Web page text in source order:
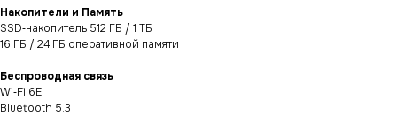
Накопители и Память
SSD‑накопитель 512 ГБ / 1 ТБ
16 ГБ / 24 ГБ оперативной памяти
Беспроводная связь
Wi‑Fi 6E
Bluetooth 5.3